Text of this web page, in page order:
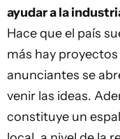
ayudar a la
Hace que el país
más hay
anunciantes se
venir las ideas.
constituye un